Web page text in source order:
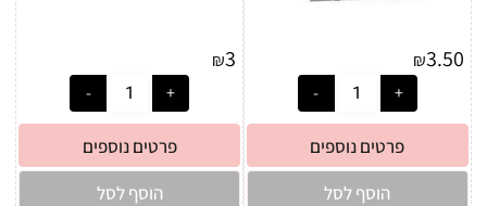
₪3.50
פרטים נוספים
הוסף לסל
₪3
פרטים נוספים
הוסף לסל